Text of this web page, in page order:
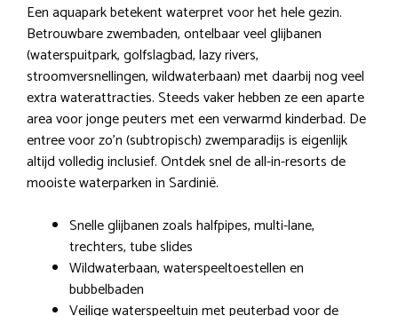
Een aquapark betekent waterpret voor het hele gezin.
Betrouwbare zwembaden, ontelbaar veel glijbanen
(waterspuitpark, golfslagbad, lazy rivers,
stroomversnellingen, wildwaterbaan) met daarbij nog veel
extra waterattracties. Steeds vaker hebben ze een aparte
area voor jonge peuters met een verwarmd kinderbad. De
entree voor zo’n (subtropisch) zwemparadijs is eigenlijk
altijd volledig inclusief. Ontdek snel de all-in-resorts de
mooiste waterparken in Sardinië.
Snelle glijbanen zoals halfpipes, multi-lane,
trechters, tube slides
Wildwaterbaan, waterspeeltoestellen en
bubbelbaden